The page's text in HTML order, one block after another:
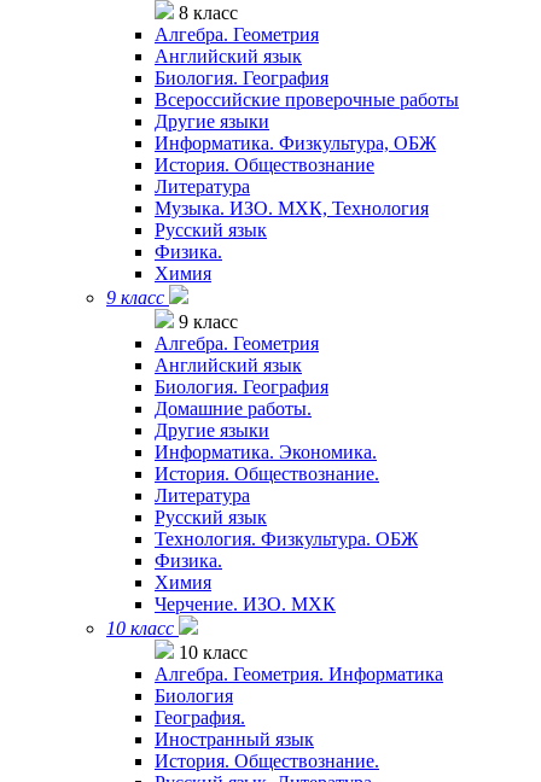
8 класс
Алгебра. Геометрия
Английский язык
Биология. География
Всероссийские проверочные работы
Другие языки
Информатика. Физкультура, ОБЖ
История. Обществознание
Литература
Музыка. ИЗО. МХК, Технология
Русский язык
Физика.
Химия
9 класс
9 класс
Алгебра. Геометрия
Английский язык
Биология. География
Домашние работы.
Другие языки
Информатика. Экономика.
История. Обществознание.
Литература
Русский язык
Технология. Физкультура. ОБЖ
Физика.
Химия
Черчение. ИЗО. МХК
10 класс
10 класс
Алгебра. Геометрия. Информатика
Биология
География.
Иностранный язык
История. Обществознание.